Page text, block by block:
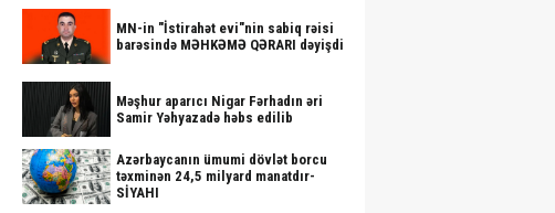
MN-in "İstirahət evi"nin sabiq rəisi
barəsində MƏHKƏMƏ QƏRARI dəyişdi
Məşhur aparıcı Nigar Fərhadın əri
Samir Yəhyazadə həbs edilib
Azərbaycanın ümumi dövlət borcu
təxminən 24,5 milyard manatdır-
SİYAHI